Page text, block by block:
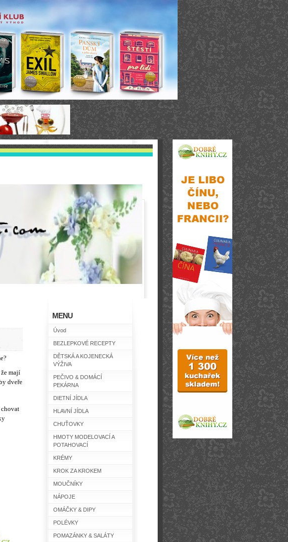
MENU
Úvod
BEZLEPKOVÉ RECEPTY
DĚTSKÁ A KOJENECKÁ
VÝŽIVA
PEČIVO & DOMÁCÍ
PEKÁRNA
DIETNÍ JÍDLA
HLAVNÍ JÍDLA
CHUŤOVKY
HMOTY MODELOVACÍ A
POTAHOVACÍ
KRÉMY
KROK ZA KROKEM
MOUČNÍKY
NÁPOJE
OMÁČKY & DIPY
POLÉVKY
POMAZÁNKY & SALÁTY
mají
dveře
chovat